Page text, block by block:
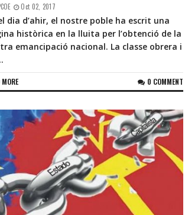
Oct 02, 2017
dia d’ahir, el nostre poble ha escrit una
històrica en la lluita per l’obtenció de la
emancipació nacional. La classe obrera i
MORE 0 COMMENT